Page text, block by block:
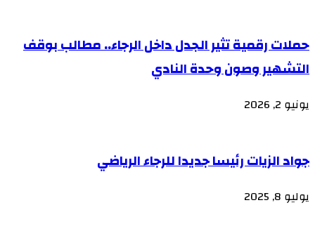
حملات رقمية تثير الجدل داخل الرجاء.. مطالب بوقف
التشهير وصون وحدة النادي
يونيو 2, 2026
جواد الزيات رئيسا جديدا للرجاء الرياضي
يوليو 8, 2025